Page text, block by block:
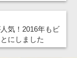
気！2016年もビ
にしました